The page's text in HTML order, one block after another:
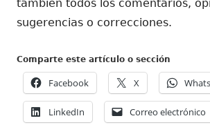
también todos los comentarios,
sugerencias o correcciones.
Comparte este artículo o sección
Facebook
en
X
en
una
LinkedIn
en
Correo electrónico